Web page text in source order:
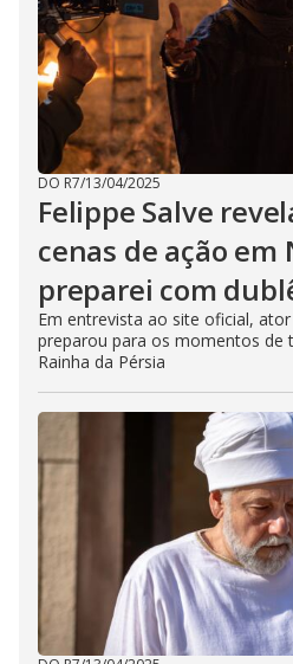
DO R7/13/04/2025
Felippe Salve
cenas de ação em
preparei com
Em entrevista ao site oficial,
preparou para os momentos de
Rainha da Pérsia